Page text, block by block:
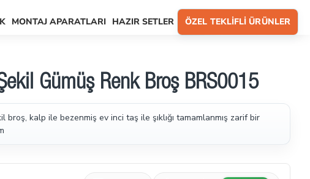
MONTAJ APARATLARI HAZIR SETLER ÖZEL TEKLIFLI ÜRÜNLER
Gümüş Renk Broş BRS0015
kalp ile bezenmiş ev inci taş ile şıklığı tamamlanmış zarif bir